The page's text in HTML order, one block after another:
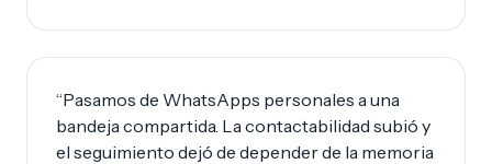
“Pasamos de WhatsApps personales a una
bandeja compartida. La contactabilidad subió y
el seguimiento dejó de depender de la memoria